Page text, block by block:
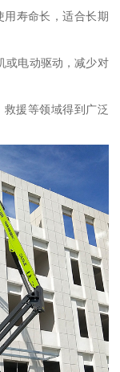
用寿命长，适合长期
或电动驱动，减少对
援等领域得到广泛